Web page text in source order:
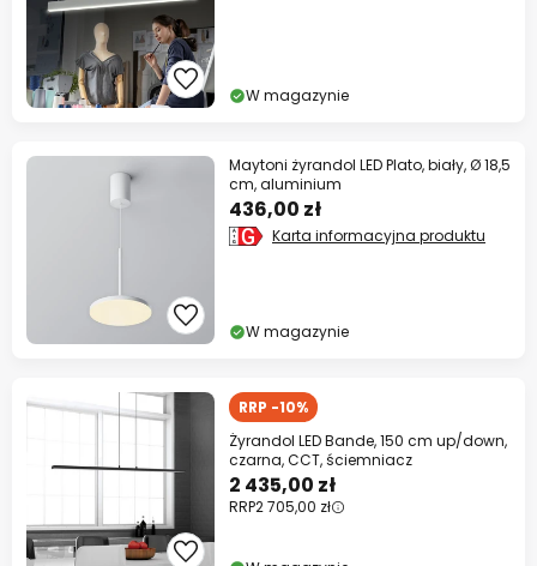
W magazynie
Maytoni żyrandol LED Plato, biały, Ø 18,5
cm, aluminium
436,00 zł
Karta informacyjna produktu
W magazynie
RRP -10%
Żyrandol LED Bande, 150 cm up/down,
czarna, CCT, ściemniacz
2 435,00 zł
RRP2 705,00 zł